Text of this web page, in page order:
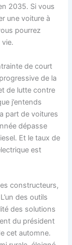
2035. Si vous
une voiture à
pourrez
vie.
de court
de la
de lutte contre
j’entends
part de voitures
dépasse
Et le taux de
est
constructeurs,
des outils
des solutions
du président
cet automne.